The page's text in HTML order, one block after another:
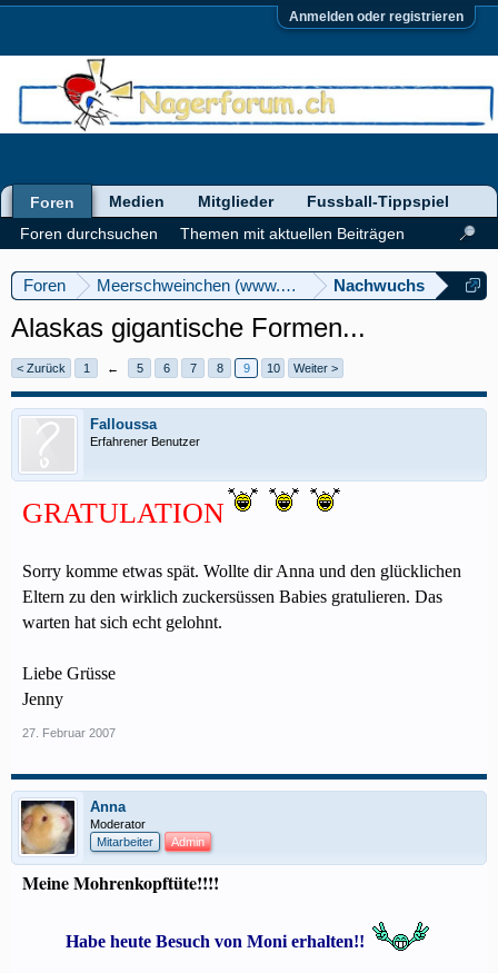
Anmelden oder registrieren
Foren Meerschweinchen (www.meerschweinforum.ch)
Nachwuchs
Alaskas gigantische Formen...
< Zurück 1 ← 5 6 7 8 9 10 Weiter >
Falloussa
Erfahrener Benutzer
GRATULATION
Sorry komme etwas spät. Wollte dir Anna und den glücklichen
Eltern zu den wirklich zuckersüssen Babies gratulieren. Das
warten hat sich echt gelohnt.
Liebe Grüsse
Jenny
27. Februar 2007
Anna
Moderator
Mitarbeiter
Admin
Meine Mohrenkopftüte!!!!
Habe heute Besuch von Moni erhalten!!
Foren
Foren durchsuchen
Themen mit aktuellen Beiträgen
Medien Mitglieder Fussball-Tippspiel